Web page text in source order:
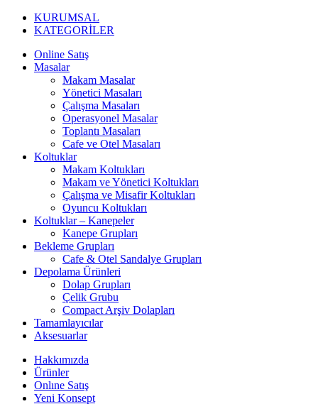
KURUMSAL
KATEGORİLER
Online Satış
Masalar
Makam Masalar
Yönetici Masaları
Çalışma Masaları
Operasyonel Masalar
Toplantı Masaları
Cafe ve Otel Masaları
Koltuklar
Makam Koltukları
Makam ve Yönetici Koltukları
Çalışma ve Misafir Koltukları
Oyuncu Koltukları
Koltuklar – Kanepeler
Kanepe Grupları
Bekleme Grupları
Cafe & Otel Sandalye Grupları
Depolama Ürünleri
Dolap Grupları
Çelik Grubu
Compact Arşiv Dolapları
Tamamlayıcılar
Aksesuarlar
Hakkımızda
Ürünler
Onlıne Satış
Yeni Konsept